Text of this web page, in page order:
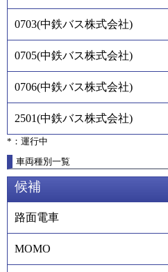
0703(中鉄バス株式会社)
0705(中鉄バス株式会社)
0706(中鉄バス株式会社)
2501(中鉄バス株式会社)
*：運行中
車両種別一覧
候補
路面電車
MOMO